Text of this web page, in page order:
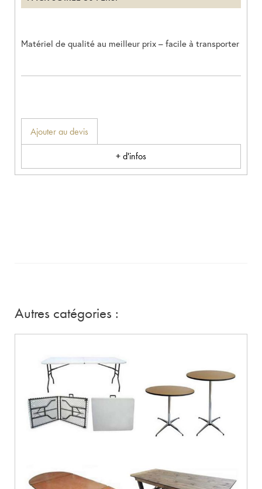
Matériel de qualité au meilleur prix – facile à transporter
Ajouter au devis
+ d'infos
Autres catégories :